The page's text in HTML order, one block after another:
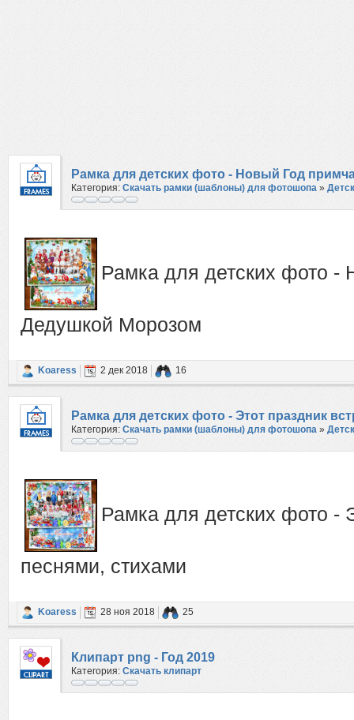
Рамка для детских фото - Новый Год
Категория: Скачать рамки (шаблоны) для фотошопа »
Рамка для детских фото -
Дедушкой Морозом
Koaress 2 дек 2018 16
Рамка для детских фото - Этот праздник
Категория: Скачать рамки (шаблоны) для фотошопа »
Рамка для детских фото -
песнями, стихами
Koaress 28 ноя 2018 25
Клипарт png - Год 2019
Категория: Скачать клипарт